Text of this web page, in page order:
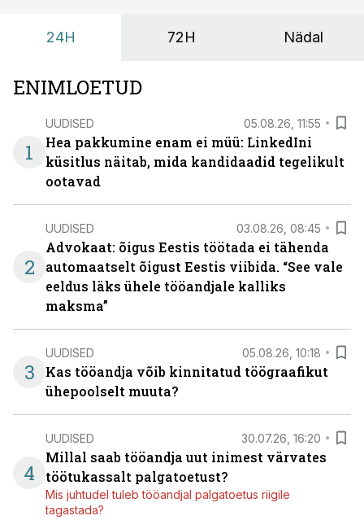
24H 72H Nädal
ENIMLOETUD
1
UUDISED 05.08.26, 11:55
Hea pakkumine enam ei müü: LinkedIni
küsitlus näitab, mida kandidaadid tegelikult
ootavad
2
UUDISED 03.08.26, 08:45
Advokaat: õigus Eestis töötada ei tähenda
automaatselt õigust Eestis viibida. “See vale
eeldus läks ühele tööandjale kalliks
maksma”
3
UUDISED 05.08.26, 10:18
Kas tööandja võib kinnitatud töögraafikut
ühepoolselt muuta?
4
UUDISED 30.07.26, 16:20
Millal saab tööandja uut inimest värvates
töötukassalt palgatoetust?
Mis juhtudel tuleb tööandjal palgatoetus riigile
tagastada?